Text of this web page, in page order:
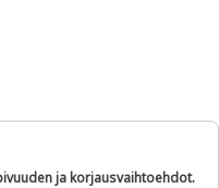
ja korjausvaihtoehdot.